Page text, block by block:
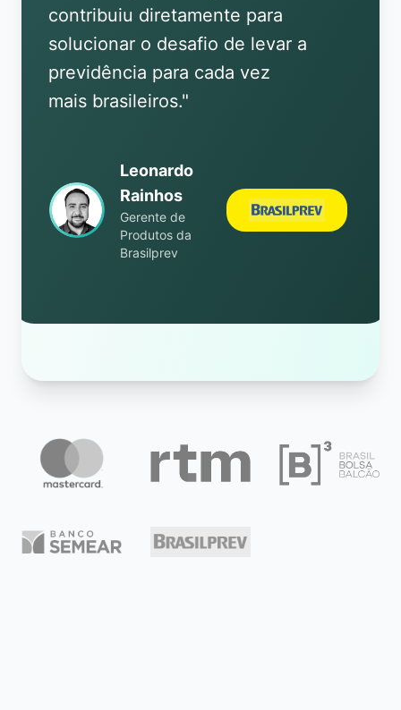
contribuiu diretamente para
solucionar o desafio de levar a
previdência para cada vez
mais brasileiros."
Leonardo
Rainhos
Gerente de
Produtos da
Brasilprev